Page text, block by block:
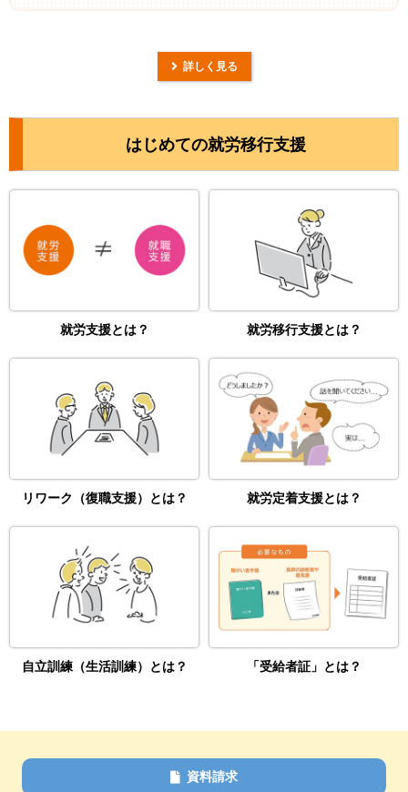
詳しく見る
はじめての就労移行支援
就労支援とは？ 就労移行支援とは？
リワーク（復職支援）とは？ 就労定着支援とは？
自立訓練（生活訓練）とは？ 「受給者証」とは？
資料請求